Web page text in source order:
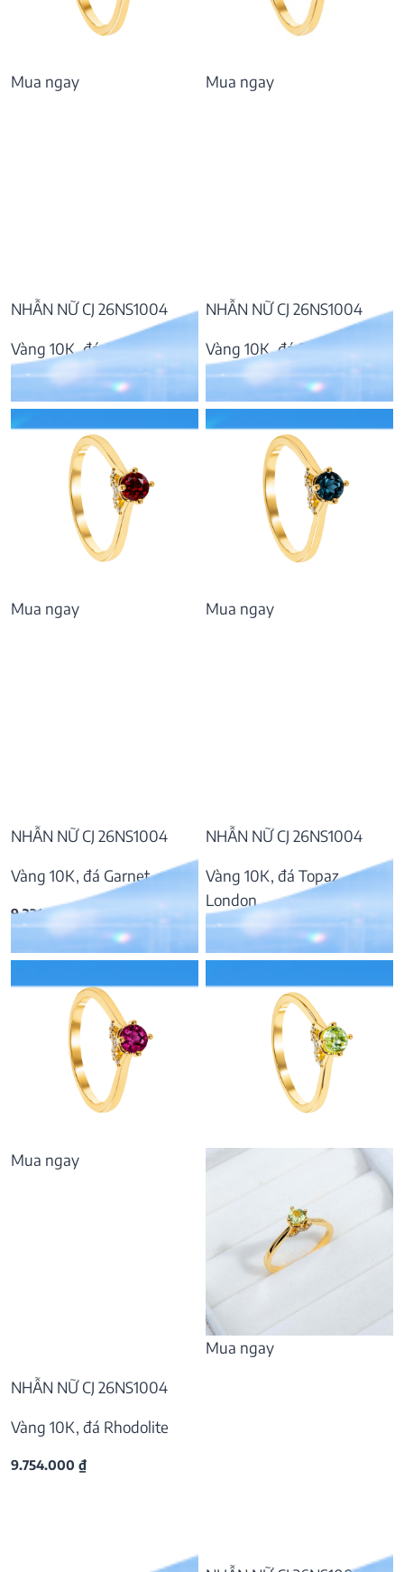
Mua ngay
NHẪN NỮ CJ 26NS1004
Vàng 10K, đá Amethyst
9.445.000₫
Mua ngay
NHẪN NỮ CJ 26NS1004
Vàng 10K, đá Swiss Topaz
9.626.000₫
Mua ngay
NHẪN NỮ CJ 26NS1004
Vàng 10K, đá Garnet
9.231.000₫
Mua ngay
NHẪN NỮ CJ 26NS1004
Vàng 10K, đá Topaz
London
9.991.000₫
Mua ngay
NHẪN NỮ CJ 26NS1004
Vàng 10K, đá Rhodolite
9.754.000 ₫
Mua ngay